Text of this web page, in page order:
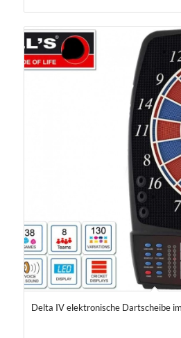
Delta IV elektronische Dartscheibe